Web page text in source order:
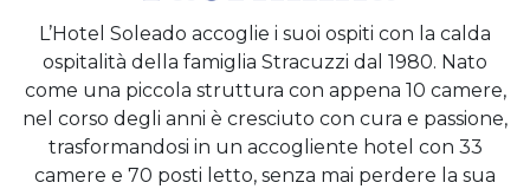
L’Hotel Soleado accoglie i suoi ospiti con la calda
ospitalità della famiglia Stracuzzi dal 1980. Nato
come una piccola struttura con appena 10 camere,
nel corso degli anni è cresciuto con cura e passione,
trasformandosi in un accogliente hotel con 33
camere e 70 posti letto, senza mai perdere la sua